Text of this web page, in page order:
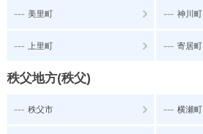
--- 美里町 --- 神川町
--- 上里町 --- 寄居町
秩父地方(秩父)
--- 秩父市 --- 横瀬町